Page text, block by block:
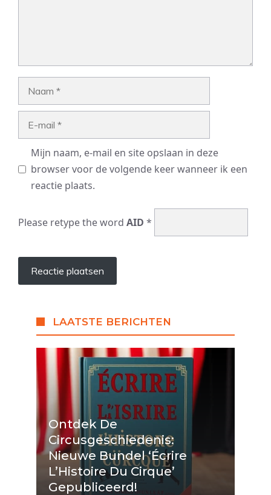
Mijn naam, e-mail en site opslaan in deze
browser voor de volgende keer wanneer ik een
reactie plaats.
Please retype the word AID *
LAATSTE BERICHTEN
Ontdek De
Circusgeschiedenis:
Nieuwe Bundel ‘Écrire
L’Histoire Du Cirque’
Gepubliceerd!